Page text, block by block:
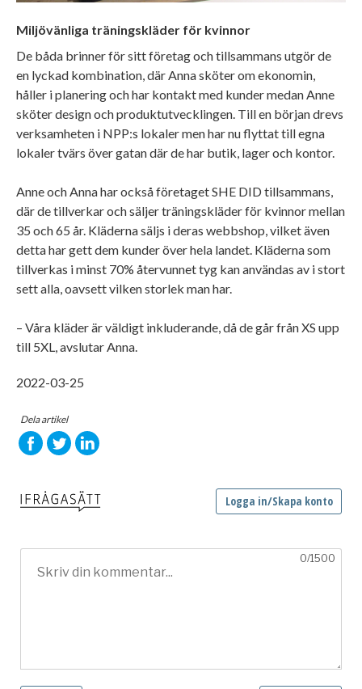
Miljövänliga träningskläder för kvinnor
De båda brinner för sitt företag och tillsammans utgör de
en lyckad kombination, där Anna sköter om ekonomin,
håller i planering och har kontakt med kunder medan Anne
sköter design och produktutvecklingen. Till en början drevs
verksamheten i NPP:s lokaler men har nu flyttat till egna
lokaler tvärs över gatan där de har butik, lager och kontor.
Anne och Anna har också företaget SHE DID tillsammans,
där de tillverkar och säljer träningskläder för kvinnor mellan
35 och 65 år. Kläderna säljs i deras webbshop, vilket även
detta har gett dem kunder över hela landet. Kläderna som
tillverkas i minst 70% återvunnet tyg kan användas av i stort
sett alla, oavsett vilken storlek man har.
– Våra kläder är väldigt inkluderande, då de går från XS upp
till 5XL, avslutar Anna.
2022-03-25
Dela artikel